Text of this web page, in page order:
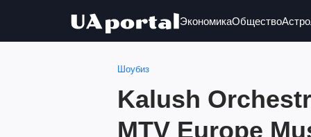
ЭкономикаОбщество
Шоубиз
Kalush
MTV Europe